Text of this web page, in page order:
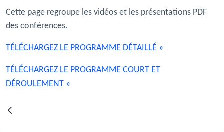
Cette page regroupe les vidéos et les présentations PDF
des conférences.
TÉLÉCHARGEZ LE PROGRAMME DÉTAILLÉ »
TÉLÉCHARGEZ LE PROGRAMME COURT ET
DÉROULEMENT »